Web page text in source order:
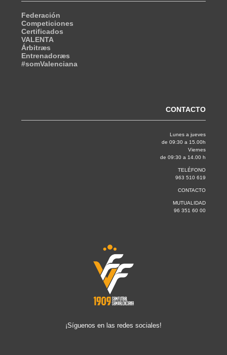
Federación
Competiciones
Certificados
VALENTA
Árbitræs
Entrenadoræs
#somValenciana
CONTACTO
Lunes a jueves
de 09:30 a 15.00h
Viernes
de 09:30 a 14.00 h
TELÉFONO
963 510 619
CONTACTO
MUTUALIDAD
96 351 60 00
¡Síguenos en las redes sociales!